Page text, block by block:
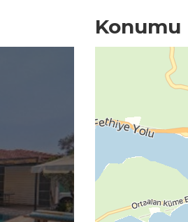
Konumu